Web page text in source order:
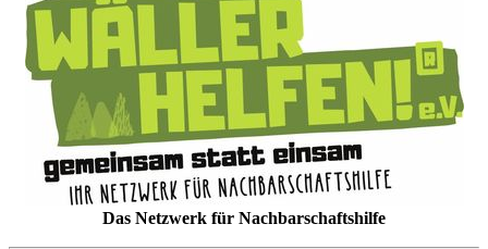
Das Netzwerk für Nachbarschaftshilfe